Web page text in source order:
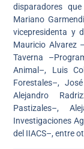
disparadores
Mariano
vicepresidenta y
Mauricio Alvarez
Taverna
Animal–, Luis
Forestales–,
Alejandro
Pastizales–,
Investigaciones
del IIACS–, entre